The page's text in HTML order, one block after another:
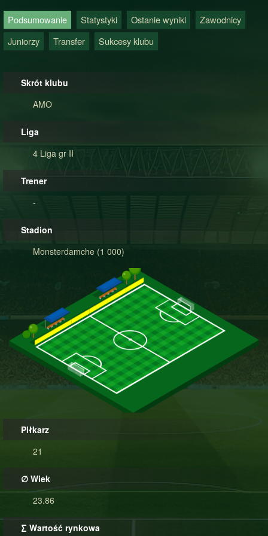
Podsumowanie Statystyki Ostanie wyniki
Zawodnicy
Juniorzy
Transfer Sukcesy klubu
Skrót klubu
AMO
Liga
4 Liga gr II
Trener
-
Stadion
Monsterdamche (1 000)
Piłkarz
21
∅ Wiek
23.86
∑ Wartość rynkowa